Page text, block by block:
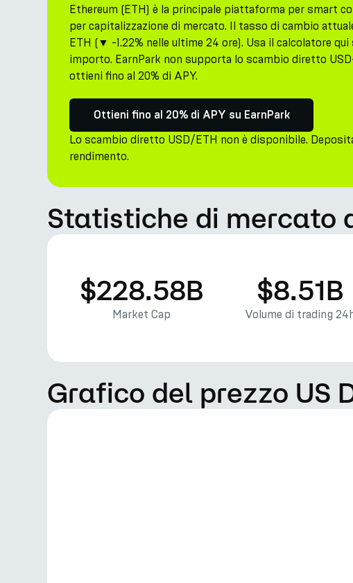
Ethereum (ETH) è la principale piattaforma per smart
per capitalizzazione di mercato. Il tasso di cambio
ETH (▼ -1.22% nelle ultime 24 ore). Usa il calcolatore
importo. EarnPark non supporta lo scambio diretto
ottieni fino al 20% di APY.
Ottieni fino al 20% di APY su EarnPark
Lo scambio diretto USD/ETH non è disponibile.
rendimento.
Statistiche di mercato
$228.58B
Market Cap
$8.51B
Volume di trading
Grafico del prezzo US